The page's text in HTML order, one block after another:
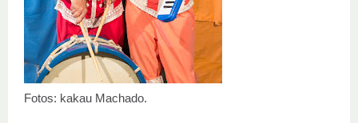
Fotos: kakau Machado.